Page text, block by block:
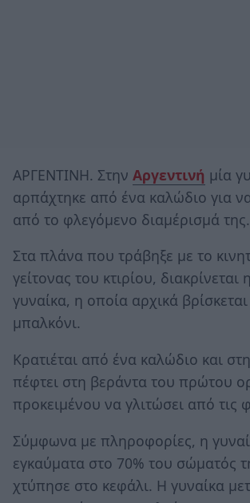
ΑΡΓΕΝΤΙΝΗ. Στην Αργεντινή μία
αρπάχτηκε από ένα καλώδιο για
από το φλεγόμενο διαμέρισμά της.
Στα πλάνα που τράβηξε με το
γείτονας του κτιρίου, διακρίνεται
γυναίκα, η οποία αρχικά
μπαλκόνι.
Κρατιέται από ένα καλώδιο και
πέφτει στη βεράντα του πρώτου
προκειμένου να γλιτώσει από τις
Σύμφωνα με πληροφορίες, η
εγκαύματα στο 70% του σώματός
χτύπησε στο κεφάλι. Η γυναίκα